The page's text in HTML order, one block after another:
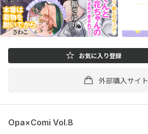
お気に入り登録
外部購入サイト
Opa×Comi Vol.8